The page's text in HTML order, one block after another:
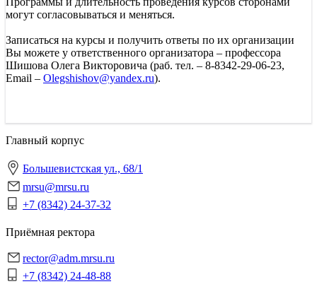
могут согласовываться и меняться.
Записаться на курсы и получить ответы по их организации
Вы можете у ответственного организатора – профессора
Шишова Олега Викторовича (раб. тел. – 8-8342-29-06-23,
Email – Olegshishov@yandex.ru).
Главный корпус
Большевистская ул., 68/1
mrsu@mrsu.ru
+7 (8342) 24-37-32
Приёмная ректора
rector@adm.mrsu.ru
+7 (8342) 24-48-88